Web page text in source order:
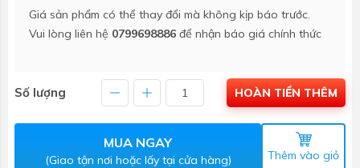
Giá sản phẩm có thể thay đổi mà không kịp báo trước.
Vui lòng liên hệ 0799698886 để nhận báo giá chính thức
Số lượng HOÀN TIỀN THÊM
MUA NGAY
(Giao tận nơi hoặc lấy tại cửa hàng) Thêm vào giỏ